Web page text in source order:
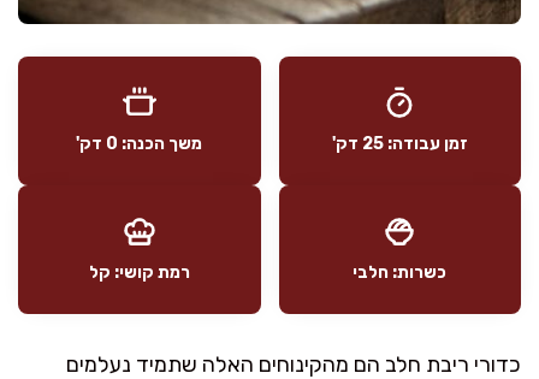
זמן עבודה: 25 דק' משך הכנה: 0 דק'
כשרות: חלבי רמת קושי: קל
כדורי ריבת חלב הם מהקינוחים האלה שתמיד נעלמים